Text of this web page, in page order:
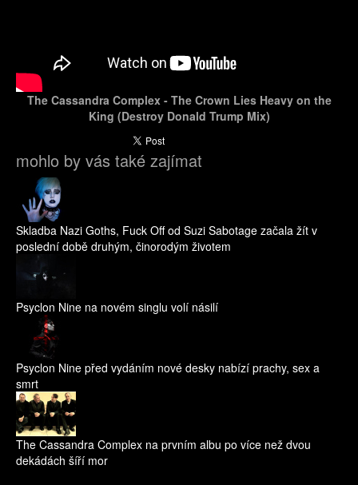
The Cassandra Complex - The Crown Lies Heavy on the
King (Destroy Donald Trump Mix)
mohlo by vás také zajímat
Skladba Nazi Goths, Fuck Off od Suzi Sabotage začala žít v
poslední době druhým, činorodým životem
Psyclon Nine na novém singlu volí násilí
Psyclon Nine před vydáním nové desky nabízí prachy, sex a
smrt
The Cassandra Complex na prvním albu po více než dvou
dekádách šíří mor